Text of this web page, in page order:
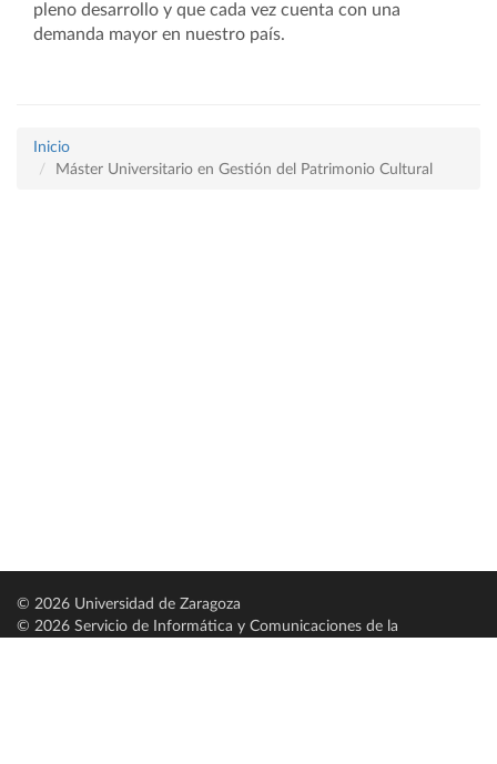
pleno desarrollo y que cada vez cuenta con una
demanda mayor en nuestro país.
Inicio
Máster Universitario en Gestión del Patrimonio Cultural
© 2026 Universidad de Zaragoza
© 2026 Servicio de Informática y Comunicaciones de la